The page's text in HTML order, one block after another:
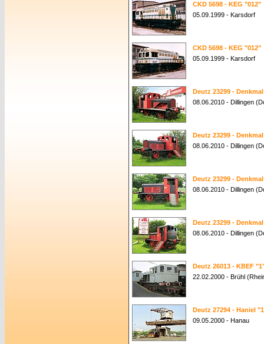
CKD 5698 - KEG "012"
05.09.1999 - Karsdorf
CKD 5698 - KEG "012"
05.09.1999 - Karsdorf
Deutz 23299 - Denkmal
08.06.2010 - Dillingen
Deutz 23299 - Denkmal
08.06.2010 - Dillingen
Deutz 23299 - Denkmal
08.06.2010 - Dillingen
Deutz 23299 - Denkmal
08.06.2010 - Dillingen
Deutz 26013 - KBEF
22.02.2000 - Brühl
Deutz 27294 - Haniel
09.05.2000 - Hanau